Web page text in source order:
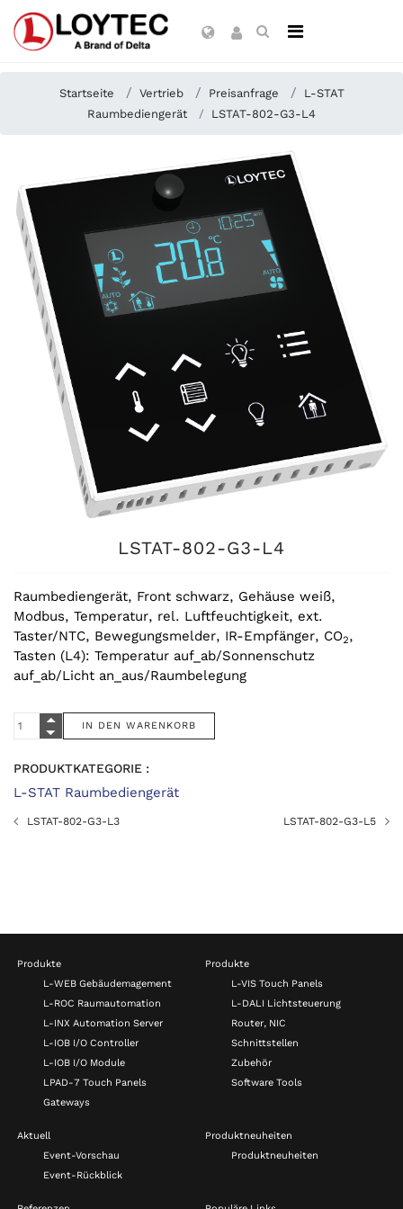
Startseite Vertrieb Preisanfrage
L-STAT
Raumbediengerät
LSTAT-802-G3-L4
LSTAT-802-G3-L4
Raumbediengerät, Front schwarz, Gehäuse weiß,
Modbus, Temperatur, rel. Luftfeuchtigkeit, ext.
Taster/NTC, Bewegungsmelder, IR-Empfänger, CO2,
Tasten (L4): Temperatur auf_ab/Sonnenschutz
auf_ab/Licht an_aus/Raumbelegung
PRODUKTKATEGORIE :
L-STAT Raumbediengerät
LSTAT-802-G3-L3 LSTAT-802-G3-L5
Produkte
L-WEB Gebäudemagement
L-ROC Raumautomation
L-INX Automation Server
L-IOB I/O Controller
L-IOB I/O Module
LPAD-7 Touch Panels
Gateways
Produkte
L-VIS Touch Panels
L-DALI Lichtsteuerung
Router, NIC
Schnittstellen
Zubehör
Software Tools
Aktuell
Event-Vorschau
Event-Rückblick
Produktneuheiten
Produktneuheiten